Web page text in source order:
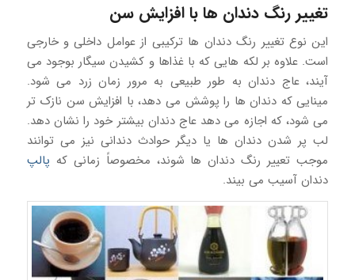
تغییر رنگ دندان ها با افزایش سن
این نوع تغییر رنگ دندان ها ترکیبی از عوامل داخلی و خارجی
است. علاوه بر لکه هایی که با غذاها و کشیدن سیگار بوجود می
آیند، عاج دندان به طور طبیعی به مرور زمان زرد می شود.
مینایی که دندان ها را پوشش می دهد، با افزایش سن نازک تر
می شود، که اجازه می دهد عاج دندان بیشتر خود را نشان دهد.
لب پر شدن دندان ها یا دیگر حوادث دندانی نیز می توانند
موجب تعییر رنگ دندان ها شوند، مخصوصاً زمانی که پالپ
دندان آسیب می بیند.